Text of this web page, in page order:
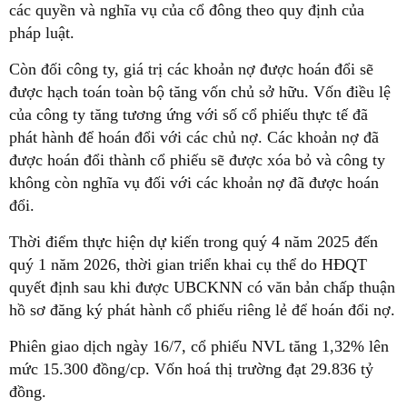
các quyền và nghĩa vụ của cổ đông theo quy định của
pháp luật.
Còn đối công ty, giá trị các khoản nợ được hoán đổi sẽ
được hạch toán toàn bộ tăng vốn chủ sở hữu. Vốn điều lệ
của công ty tăng tương ứng với số cổ phiếu thực tế đã
phát hành để hoán đổi với các chủ nợ. Các khoản nợ đã
được hoán đổi thành cổ phiếu sẽ được xóa bỏ và công ty
không còn nghĩa vụ đối với các khoản nợ đã được hoán
đổi.
Thời điểm thực hiện dự kiến trong quý 4 năm 2025 đến
quý 1 năm 2026, thời gian triển khai cụ thể do HĐQT
quyết định sau khi được UBCKNN có văn bản chấp thuận
hồ sơ đăng ký phát hành cổ phiếu riêng lẻ để hoán đổi nợ.
Phiên giao dịch ngày 16/7, cổ phiếu NVL tăng 1,32% lên
mức 15.300 đồng/cp. Vốn hoá thị trường đạt 29.836 tỷ
đồng.